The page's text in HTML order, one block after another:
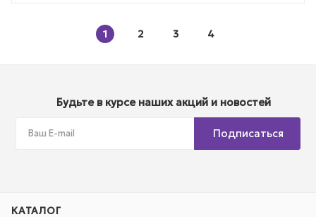
1 2 3 4
Будьте в курсе наших акций и новостей
Подписаться
КАТАЛОГ